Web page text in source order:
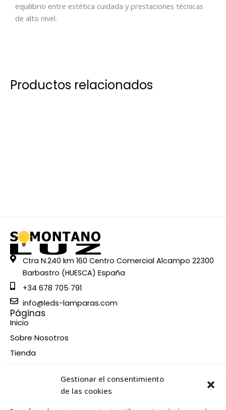
Gestionar el consentimiento
de las cookies
equilibrio entre estética cuidada y prestaciones técnicas
de alto nivel.
Productos relacionados
Ctra N.240 km 160 Centro Comercial Alcampo 22300
Barbastro (HUESCA) España
+34 678 705 791
info@leds-lamparas.com
Páginas
Inicio
Sobre Nosotros
Tienda
Información